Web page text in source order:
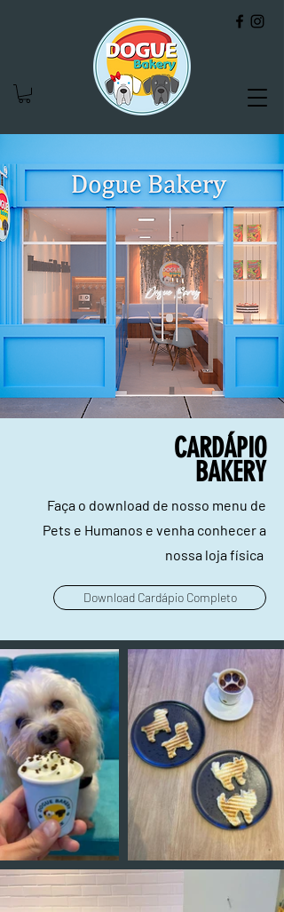
CARDÁPIO
BAKERY
Faça o download de nosso menu de
Pets e Humanos e venha conhecer a
nossa loja física
Download Cardápio Completo